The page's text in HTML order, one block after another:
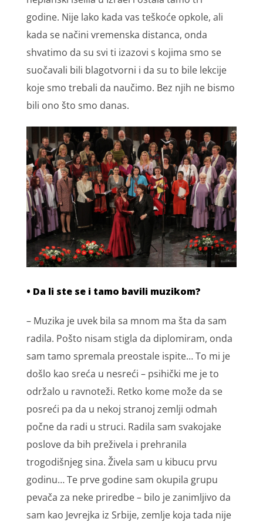
godine. Nije lako kada vas teškoće opkole, ali
kada se načini vremenska distanca, onda
shvatimo da su svi ti izazovi s kojima smo se
suočavali bili blagotvorni i da su to bile lekcije
koje smo trebali da naučimo. Bez njih ne bismo
bili ono što smo danas.
• Da li ste se i tamo bavili muzikom?
– Muzika je uvek bila sa mnom ma šta da sam
radila. Pošto nisam stigla da diplomiram, onda
sam tamo spremala preostale ispite… To mi je
došlo kao sreća u nesreći – psihički me je to
održalo u ravnoteži. Retko kome može da se
posreći pa da u nekoj stranoj zemlji odmah
počne da radi u struci. Radila sam svakojake
poslove da bih preživela i prehranila
trogodišnjeg sina. Živela sam u kibucu prvu
godinu… Te prve godine sam okupila grupu
pevača za neke priredbe – bilo je zanimljivo da
sam kao Jevrejka iz Srbije, zemlje koja tada nije